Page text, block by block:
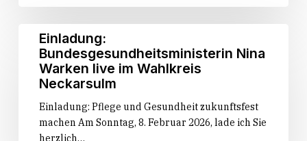
Einladung:
Bundesgesundheitsministerin
Nina
Warken
Wahlkreis
Einladung:
Bundesgesundheitsministerin Nina
Warken live im Wahlkreis
Neckarsulm
Einladung: Pflege und Gesundheit zukunftsfest
machen Am Sonntag, 8. Februar 2026, lade ich Sie
herzlich…